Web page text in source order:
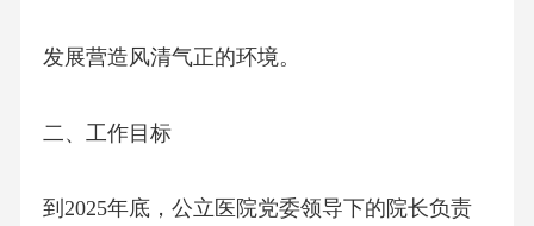
发展营造风清气正的环境。
二、工作目标
到2025年底，公立医院党委领导下的院长负责